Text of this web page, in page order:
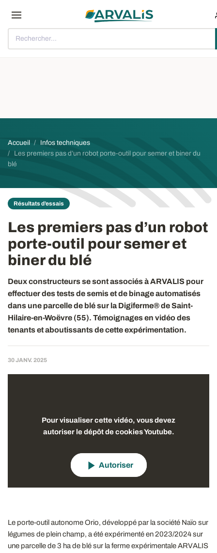
Rechercher...
Fil d'Ariane
Accueil
Infos techniques
Les premiers pas d’un robot porte-outil pour semer et biner du
blé
Résultats d’essais
Les premiers pas d’un robot
porte-outil pour semer et
biner du blé
Deux constructeurs se sont associés à ARVALIS pour
effectuer des tests de semis et de binage automatisés
dans une parcelle de blé sur la Digiferme® de Saint-
Hilaire-en-Woëvre (55). Témoignages en vidéo des
tenants et aboutissants de cette expérimentation.
30 JANV. 2025
Pour visualiser cette vidéo, vous devez
autoriser le dépôt de cookies Youtube.
Autoriser
Le porte-outil autonome Orio, développé par la société Naïo sur
légumes de plein champ, a été expérimenté en 2023/2024 sur
une parcelle de 3 ha de blé sur la ferme expérimentale ARVALIS